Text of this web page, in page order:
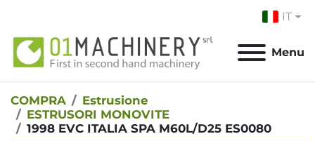
IT
Menu
COMPRA
Estrusione
ESTRUSORI MONOVITE
1998 EVC ITALIA SPA M60L/D25 ES0080